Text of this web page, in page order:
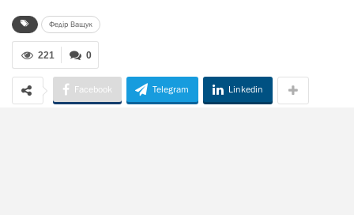
Федір Ващук
0
221
Facebook Telegram Linkedin